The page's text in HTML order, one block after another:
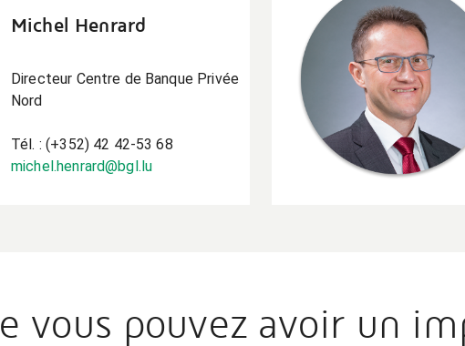
Michel Henrard
Directeur Centre de Banque Privée
Nord
Tél. : (+352) 42 42-53 68
michel.henrard@bgl.lu
vous pouvez avoir un